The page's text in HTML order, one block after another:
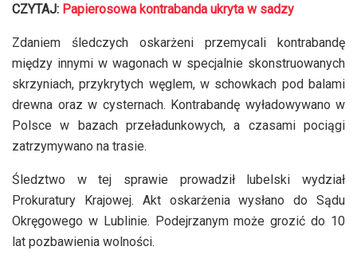
CZYTAJ: Papierosowa kontrabanda ukryta w sadzy
Zdaniem śledczych oskarżeni przemycali kontrabandę
między innymi w wagonach w specjalnie skonstruowanych
skrzyniach, przykrytych węglem, w schowkach pod balami
drewna oraz w cysternach. Kontrabandę wyładowywano w
Polsce w bazach przeładunkowych, a czasami pociągi
zatrzymywano na trasie.
Śledztwo w tej sprawie prowadził lubelski wydział
Prokuratury Krajowej. Akt oskarżenia wysłano do Sądu
Okręgowego w Lublinie. Podejrzanym może grozić do 10
lat pozbawienia wolności.